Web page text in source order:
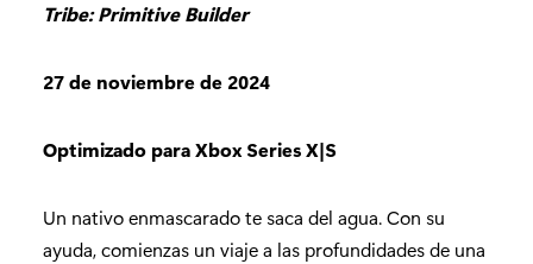
Tribe: Primitive Builder
27 de noviembre de 2024
Optimizado para Xbox Series X|S
Un nativo enmascarado te saca del agua. Con su
ayuda, comienzas un viaje a las profundidades de una